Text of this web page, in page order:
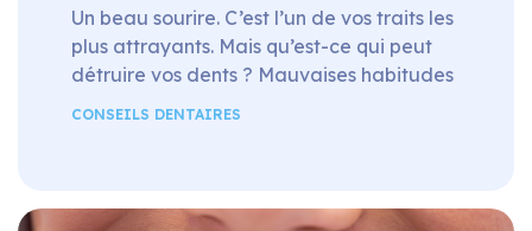
CONSEILS DENTAIRES
Un beau sourire. C’est l’un de vos traits les
plus attrayants. Mais qu’est-ce qui peut
détruire vos dents ? Mauvaises habitudes
régulières chez le dentiste. Cependant,